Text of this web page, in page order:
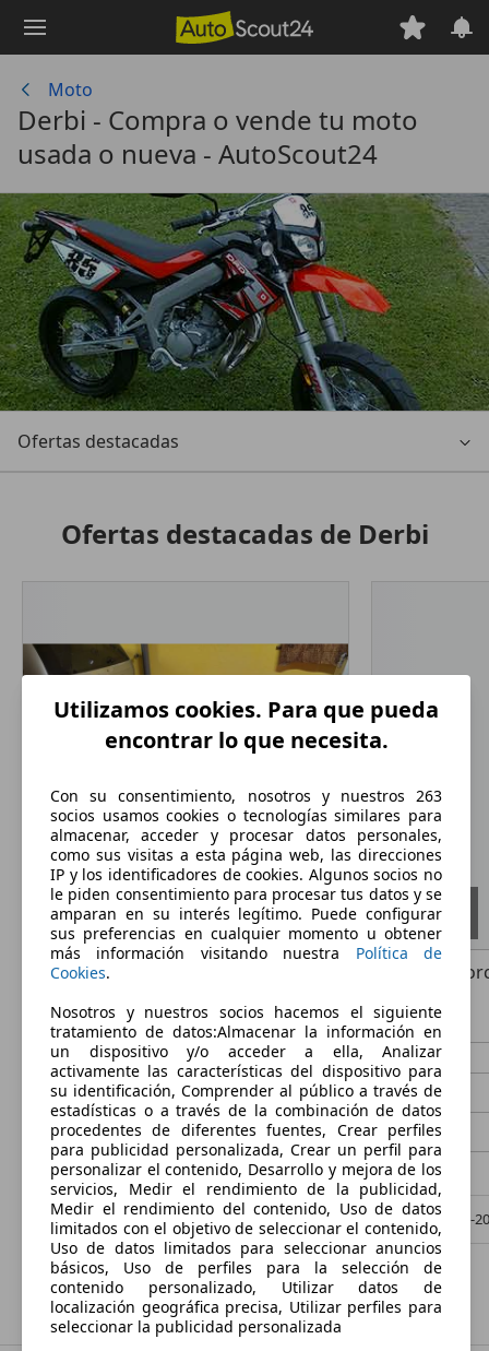
principalMoto
Derbi - Compra o vende tu moto
usada o nueva - AutoScout24
Ofertas destacadas
Ofertas destacadas de Derbi
Derbi Senda
€ 1.400,-
10.940 km
01/2011
50 kW (68 CV)
Ocasión
- (Propietarios)
Gasolina
- (l/100 km)
- (g/km)
Particular, ES-45211 Recas
€ 500,-
10.000 km
6 kW (8 CV)
1 Propietario
- (l/100 km)
Particular,
Mostrar todas las ofertas
Utilizamos cookies. Para que pueda
encontrar lo que necesita.
Con su consentimiento, nosotros y nuestros 263
socios usamos cookies o tecnologías similares para
almacenar, acceder y procesar datos personales,
como sus visitas a esta página web, las direcciones
IP y los identificadores de cookies. Algunos socios no
le piden consentimiento para procesar tus datos y se
amparan en su interés legítimo. Puede configurar
sus preferencias en cualquier momento u obtener
más información visitando nuestra Política de
Cookies.
Nosotros y nuestros socios hacemos el siguiente
tratamiento de datos:Almacenar la información en
un dispositivo y/o acceder a ella, Analizar
activamente las características del dispositivo para
su identificación, Comprender al público a través de
estadísticas o a través de la combinación de datos
procedentes de diferentes fuentes, Crear perfiles
para publicidad personalizada, Crear un perfil para
personalizar el contenido, Desarrollo y mejora de los
servicios, Medir el rendimiento de la publicidad,
Medir el rendimiento del contenido, Uso de datos
limitados con el objetivo de seleccionar el contenido,
Uso de datos limitados para seleccionar anuncios
básicos, Uso de perfiles para la selección de
contenido personalizado, Utilizar datos de
localización geográfica precisa, Utilizar perfiles para
seleccionar la publicidad personalizada